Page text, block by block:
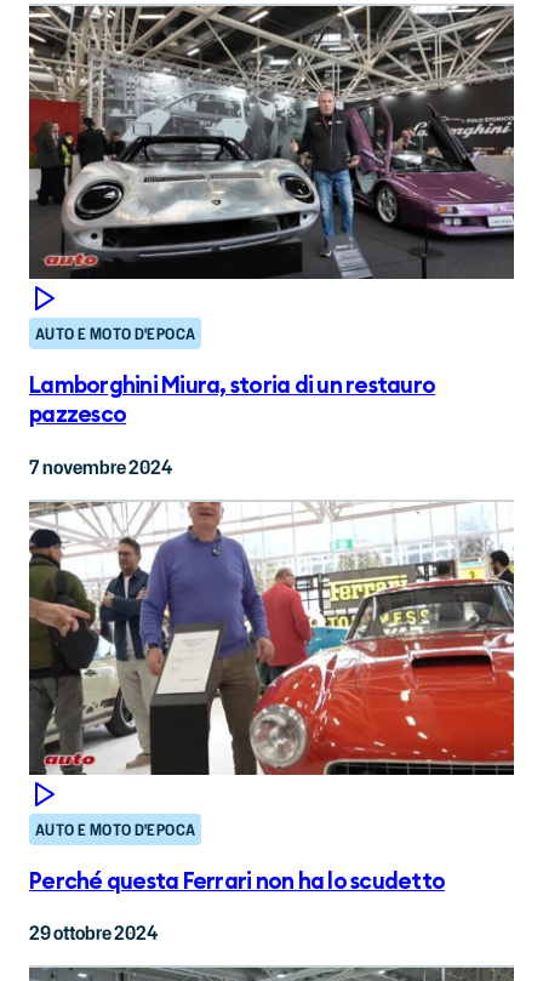
AUTO E MOTO D'EPOCA
Lamborghini Miura, storia di un restauro
pazzesco
7 novembre 2024
AUTO E MOTO D'EPOCA
Perché questa Ferrari non ha lo scudetto
29 ottobre 2024